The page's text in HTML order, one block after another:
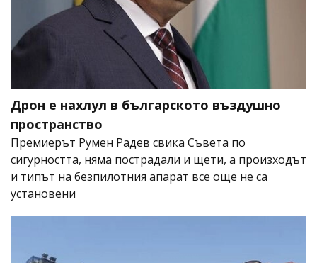
Дрон е нахлул в българското въздушно
пространство
Премиерът Румен Радев свика Съвета по
сигурността, няма пострадали и щети, а произходът
и типът на безпилотния апарат все още не са
установени